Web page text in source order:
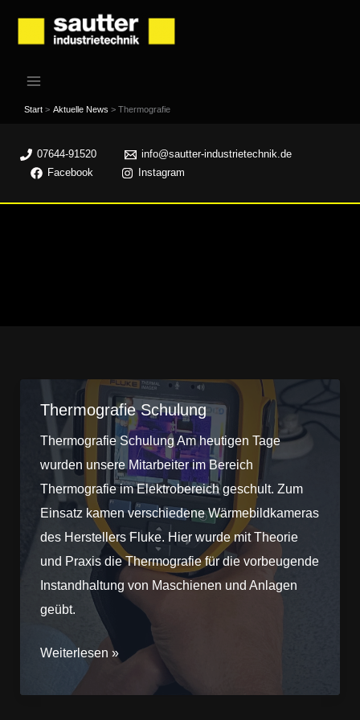
Start Aktuelle News Thermografie
07644-91520
info@sautter-industrietechnik.de
Facebook
Instagram
Thermografie Schulung
Thermografie Schulung Am heutigen Tage
wurden unsere Mitarbeiter im Bereich
Thermografie im Elektrobereich geschult. Zum
Einsatz kamen verschiedene Wärmebildkameras
des Herstellers Fluke. Hier wurde mit Theorie
und Praxis die Thermografie für die vorbeugende
Instandhaltung von Maschienen und Anlagen
geübt.
Thermografie
Schulung
Weiterlesen »